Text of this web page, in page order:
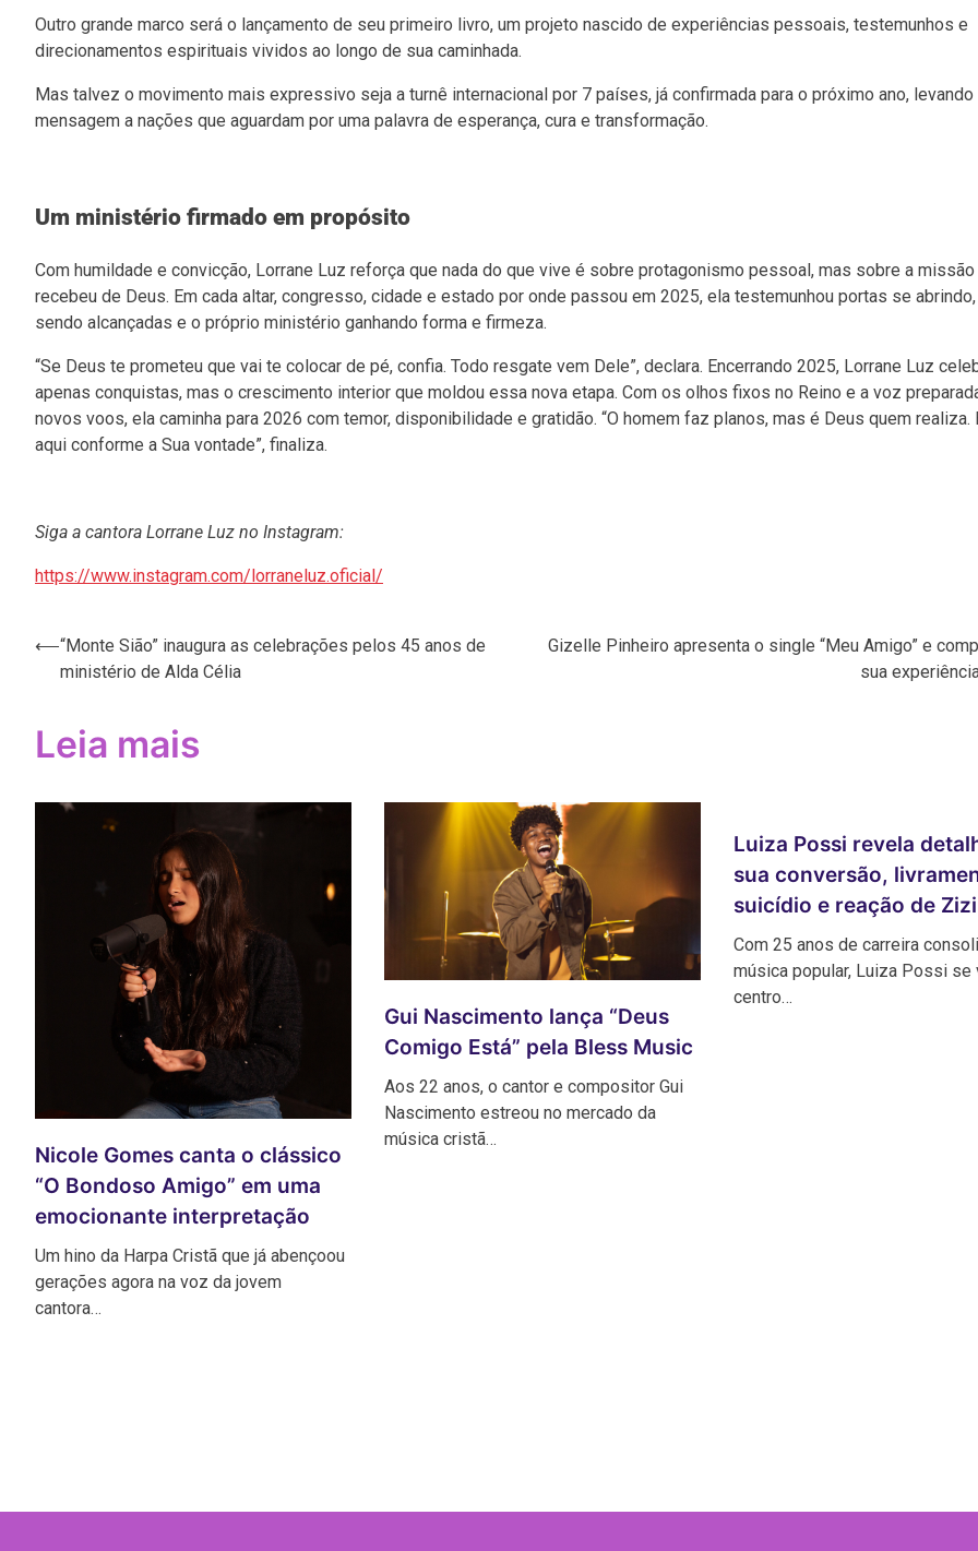
Outro grande marco será o lançamento de seu primeiro livro, um projeto nascido de experiências pessoais, testemunhos e
direcionamentos espirituais vividos ao longo de sua caminhada.
Mas talvez o movimento mais expressivo seja a turnê internacional por 7 países, já confirmada para o próximo ano, levando
mensagem a nações que aguardam por uma palavra de esperança, cura e transformação.
Um ministério firmado em propósito
Com humildade e convicção, Lorrane Luz reforça que nada do que vive é sobre protagonismo pessoal, mas sobre a missão
recebeu de Deus. Em cada altar, congresso, cidade e estado por onde passou em 2025, ela testemunhou portas se
sendo alcançadas e o próprio ministério ganhando forma e firmeza.
“Se Deus te prometeu que vai te colocar de pé, confia. Todo resgate vem Dele”, declara. Encerrando 2025, Lorrane Luz
apenas conquistas, mas o crescimento interior que moldou essa nova etapa. Com os olhos fixos no Reino e a voz
novos voos, ela caminha para 2026 com temor, disponibilidade e gratidão. “O homem faz planos, mas é Deus quem realiza.
aqui conforme a Sua vontade”, finaliza.
Siga a cantora Lorrane Luz no Instagram:
https://www.instagram.com/lorraneluz.oficial/
Navegação
⟵“Monte Sião” inaugura as celebrações pelos 45 anos de
ministério de Alda Célia
Gizelle Pinheiro apresenta o single “Meu Amigo” e
sua
Leia mais
Nicole Gomes canta o clássico
“O Bondoso Amigo” em uma
emocionante interpretação
Um hino da Harpa Cristã que já abençoou
gerações agora na voz da jovem
cantora…
Gui Nascimento lança “Deus
Comigo Está” pela Bless Music
Aos 22 anos, o cantor e compositor Gui
Nascimento estreou no mercado da
música cristã…
Luiza Possi revela
sua conversão,
suicídio e reação de
Com 25 anos de carreira
música popular, Luiza Possi se
centro…